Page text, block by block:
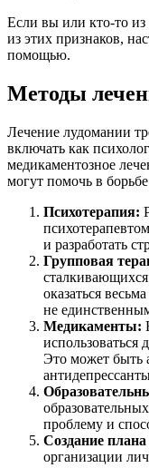
Если вы или кто-то
из этих признаков,
помощью.
Методы
Лечение лудомании
включать как
медикаментозное
могут помочь в
Психотерапия:
и разработать
Групповая
оказаться
не
Медикаменты:
использоваться
Это может быть
проблему и
Создание
организации